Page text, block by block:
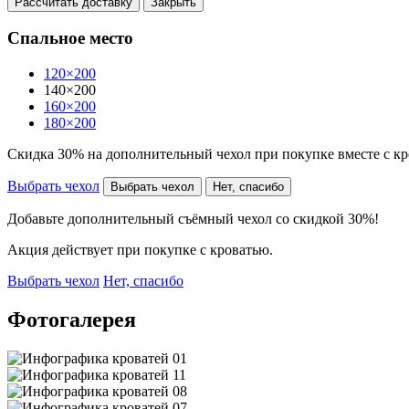
Спальное место
120×200
140×200
160×200
180×200
Скидка 30% на дополнительный чехол при покупке вместе с
Выбрать чехол Выбрать чехол Нет, спасибо
Добавьте дополнительный съёмный чехол со скидкой 30%!
Акция действует при покупке с кроватью.
Выбрать чехол Нет, спасибо
Фотогалерея